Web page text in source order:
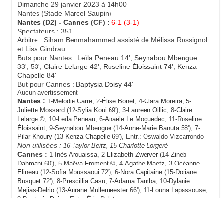
Dimanche 29 janvier 2023 à 14h00
Nantes (Stade Marcel Saupin)
Nantes (D2) - Cannes (CF) : 6-1 (3-1)
Spectateurs : 351
Arbitre : Siham Benmahammed assisté de Mélissa Rossignol
et Lisa Gindrau.
Buts pour Nantes : Leïla Peneau 14', Seynabou Mbengue
33', 53', Claire Lelarge 42', Roseline Éloissaint 74', Kenza
Chapelle 84'
But pour Cannes : Baptysia Doisy 44'
Aucun avertissement
Nantes : 1-Mélodie Carré, 2-Élise Bonet, 4-Clara Moreira, 5-
Juliette Mossard (12-Sylia Koui 69'), 3-Laureen Oillic, 8-Claire
Lelarge ©, 10-Leïla Peneau, 6-Anaële Le Moguedec, 11-Roseline
Éloissaint, 9-Seynabou Mbengue (14-Anne-Marie Banuta58'), 7-
Pilar Khoury (13-Kenza Chapelle 69'), Entr.: Oswaldo Vizcarrondo
Non utilisées : 16-Taylor Beitz, 15-Charlotte Lorgeré
Cannes : 1- Inès Arouaissa, 2-Elizabeth Zwerver (14-Zineb
Dahmani 60'), 5-Maëva Froment ©, 4-Agathe Maetz, 3-Océanne
Elineau (12-Sofia Moussaoui 72'), 6-Nora Capitaine (15-Doriane
Busquet 72'), 8-Prescillia Casu, 7-Adama Tamba, 10-Dylanie
Mejias-Delrio (13-Aurane Mullemeester 66'), 11-Louna Lapassouse,